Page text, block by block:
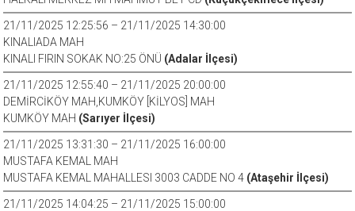
21/11/2025 12:25:56 – 21/11/2025 14:30:00
KINALIADA MAH
KINALI FIRIN SOKAK NO:25 ÖNÜ (Adalar İlçesi)
21/11/2025 12:55:40 – 21/11/2025 20:00:00
DEMİRCİKÖY MAH,KUMKÖY [KİLYOS] MAH
KUMKÖY MAH (Sarıyer İlçesi)
21/11/2025 13:31:30 – 21/11/2025 16:00:00
MUSTAFA KEMAL MAH
MUSTAFA KEMAL MAHALLESI 3003 CADDE NO 4 (Ataşehir İlçesi)
21/11/2025 14:04:25 – 21/11/2025 15:00:00